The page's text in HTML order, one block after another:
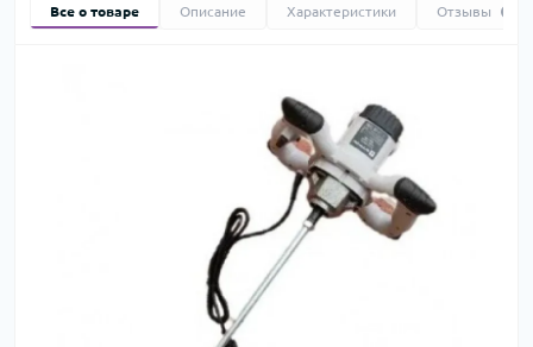
Все о товаре Описание Характеристики Отзывы